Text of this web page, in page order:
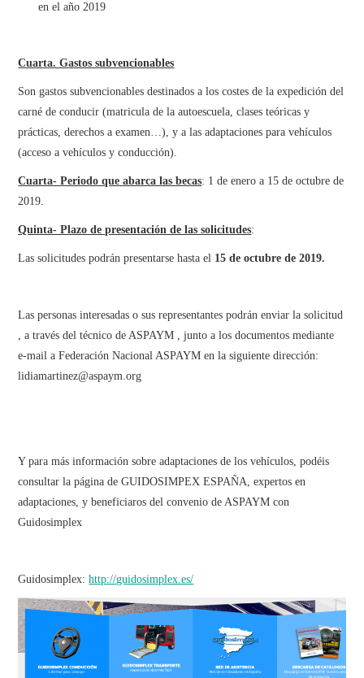
en el año 2019
Cuarta. Gastos subvencionables
Son gastos subvencionables destinados a los costes de la expedición del
carné de conducir (matricula de la autoescuela, clases teóricas y
prácticas, derechos a examen…), y a las adaptaciones para vehículos
(acceso a vehículos y conducción).
Cuarta- Periodo que abarca las becas: 1 de enero a 15 de octubre de
2019.
Quinta- Plazo de presentación de las solicitudes:
Las solicitudes podrán presentarse hasta el 15 de octubre de 2019.
Las personas interesadas o sus representantes podrán enviar la solicitud
, a través del técnico de ASPAYM , junto a los documentos mediante
e-mail a Federación Nacional ASPAYM en la siguiente dirección:
lidiamartinez@aspaym.org
Y para más información sobre adaptaciones de los vehículos, podéis
consultar la página de GUIDOSIMPEX ESPAÑA, expertos en
adaptaciones, y beneficiaros del convenio de ASPAYM con
Guidosimplex
Guidosimplex:http://guidosimplex.es/